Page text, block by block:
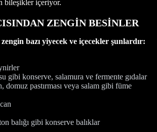
bileşikler içeriyor.
ZENGİN BESİNLER
bazı yiyecek ve içecekler şunlardır:
gibi konserve, salamura ve fermente gıdalar
domuz pastırması veya salam gibi füme
balığı gibi konserve balıklar